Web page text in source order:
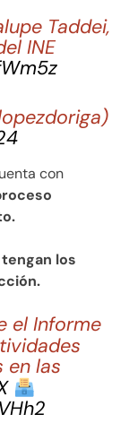
Taddei,
INE
con
los
el Informe
en las